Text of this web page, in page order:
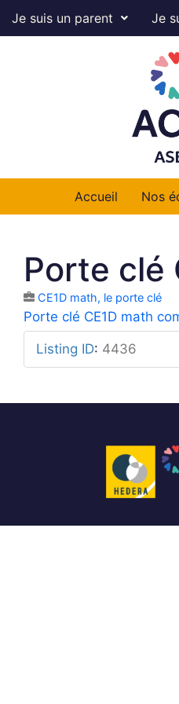
Je suis un parent Je
Accueil Nos
Porte clé
CE1D math, le porte clé
Porte clé CE1D math
Listing ID: 4436